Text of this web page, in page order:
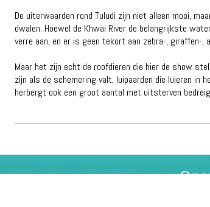
De uiterwaarden rond Tuludi zijn niet alleen mooi,
dwalen. Hoewel de Khwai River de belangrijkste
verre aan, en er is geen tekort aan zebra-, giraffen-,
Maar het zijn echt de roofdieren die hier de show
zijn als de schemering valt, luipaarden die luieren
herbergt ook een groot aantal met uitsterven